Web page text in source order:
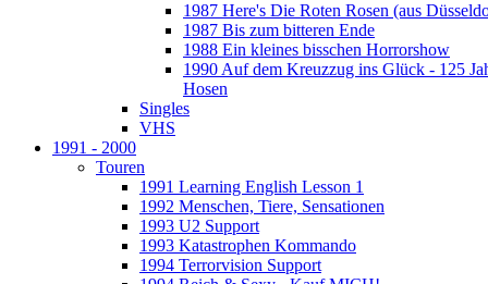
1987 Here's Die Roten Rosen (aus
1987 Bis zum bitteren Ende
1988 Ein kleines bisschen Horrorshow
1990 Auf dem Kreuzzug ins Glück - 125
Hosen
Singles
VHS
1991 - 2000
Touren
1991 Learning English Lesson 1
1992 Menschen, Tiere, Sensationen
1993 U2 Support
1993 Katastrophen Kommando
1994 Terrorvision Support